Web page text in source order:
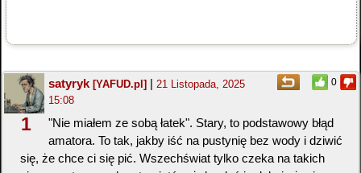
0
1
satyryk[YAFUD.pl] | 21 Listopada, 2025
15:08
"Nie miałem ze sobą łatek". Stary, to podstawowy błąd
amatora. To tak, jakby iść na pustynię bez wody i dziwić
się, że chce ci się pić. Wszechświat tylko czeka na takich